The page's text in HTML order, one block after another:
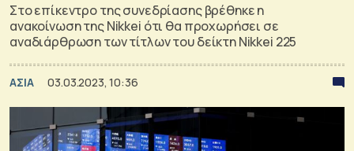
Στο επίκεντρο της συνεδρίασης βρέθηκε η
ανακοίνωση της Nikkei ότι θα προχωρήσει σε
αναδιάρθρωση των τίτλων του δείκτη Nikkei 225
ΑΣΙΑ 03.03.2023, 10:36